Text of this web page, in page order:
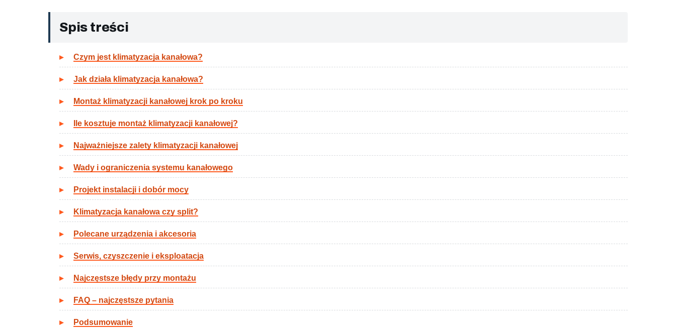
Spis treści
Czym jest klimatyzacja kanałowa?
Jak działa klimatyzacja kanałowa?
Montaż klimatyzacji kanałowej krok po kroku
Ile kosztuje montaż klimatyzacji kanałowej?
Najważniejsze zalety klimatyzacji kanałowej
Wady i ograniczenia systemu kanałowego
Projekt instalacji i dobór mocy
Klimatyzacja kanałowa czy split?
Polecane urządzenia i akcesoria
Serwis, czyszczenie i eksploatacja
Najczęstsze błędy przy montażu
FAQ – najczęstsze pytania
Podsumowanie